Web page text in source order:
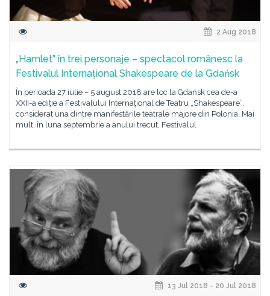
2 Aug 2018
„Hamlet” în trei personaje – spectacol românesc la
Festivalul Internaţional Shakespeare de la Gdańsk
În perioada 27 iulie – 5 august 2018 are loc la Gdańsk cea de-a
XXII-a ediţie a Festivalului Internaţional de Teatru „Shakespeare”,
considerat una dintre manifestările teatrale majore din Polonia. Mai
mult, în luna septembrie a anului trecut, Festivalul
13 Jul 2018 - 20 Jul 2018